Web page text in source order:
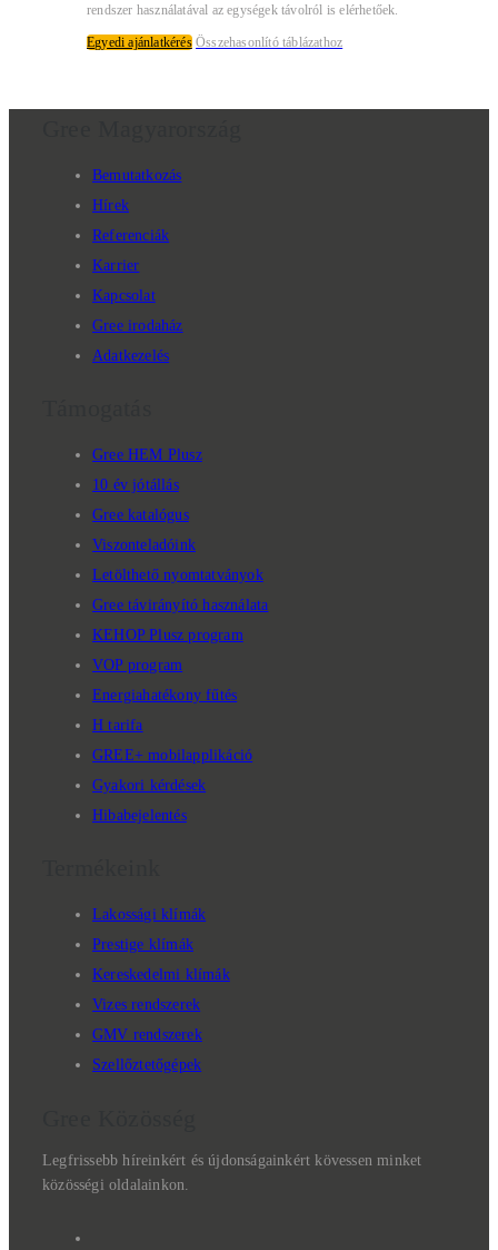
rendszer használatával az egységek távolról is elérhetőek.
Egyedi ajánlatkérés Összehasonlító táblázathoz
Bemutatkozás
Hírek
Referenciák
Karrier
Kapcsolat
Gree irodaház
Adatkezelés
Gree HEM Plusz
10 év jótállás
Gree katalógus
Viszonteladóink
Letölthető nyomtatványok
Gree távirányító használata
KEHOP Plusz program
VOP program
Energiahatékony fűtés
H tarifa
GREE+ mobilapplikáció
Gyakori kérdések
Hibabejelentés
Lakossági klímák
Prestige klímák
Kereskedelmi klímák
Vizes rendszerek
GMV rendszerek
Szellőztetőgépek
Legfrissebb híreinkért és újdonságainkért kövessen minket
közösségi oldalainkon.